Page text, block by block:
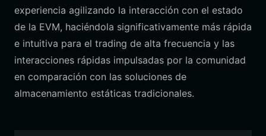
experiencia agilizando la interacción con el estado
de la EVM, haciéndola significativamente más rápida
e intuitiva para el trading de alta frecuencia y las
interacciones rápidas impulsadas por la comunidad
en comparación con las soluciones de
almacenamiento estáticas tradicionales.